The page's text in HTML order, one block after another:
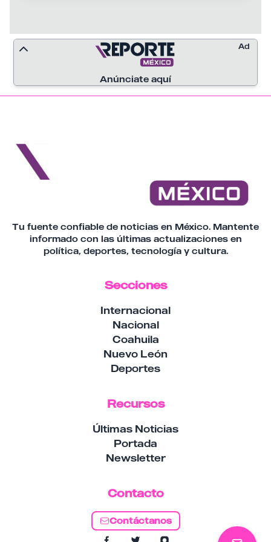
Anúnciate aquí
Ad
Tu fuente confiable de noticias en México. Mantente
informado con las últimas actualizaciones en
política, deportes, tecnología y cultura.
Secciones
Internacional
Nacional
Coahuila
Nuevo León
Deportes
Recursos
Últimas Noticias
Portada
Newsletter
Contacto
Contáctanos